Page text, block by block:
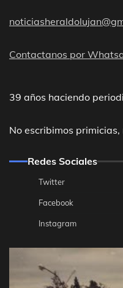
Contactanos por
39 años haciendo
No escribimos
Redes Sociales
Twitter
Facebook
Instagram